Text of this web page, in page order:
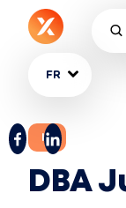
FR
IT
DBA